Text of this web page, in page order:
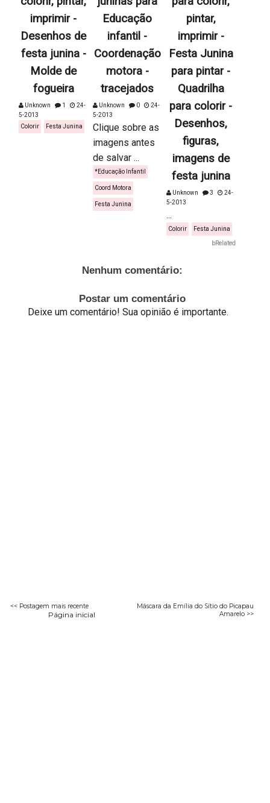
imprimir -
Desenhos de
festa junina -
Molde de
fogueira
Unknown 1
24-
5-2013
Colorir
Festa Junina
Educação
infantil -
Coordenação
motora -
tracejados
Unknown 0
24-
5-2013
Clique sobre as
imagens antes
de salvar ...
*Educação Infantil
Coord Motora
Festa Junina
pintar,
imprimir -
Festa Junina
para pintar -
Quadrilha
para colorir -
Desenhos,
figuras,
imagens de
festa junina
Unknown 3
24-
5-2013
...
Colorir Festa Junina
bRelated
Nenhum comentário:
Postar um comentário
Deixe um comentário! Sua opinião é importante.
<< Postagem mais recente
Máscara da Emília do Sítio do Picapau
Amarelo >>
Página inicial